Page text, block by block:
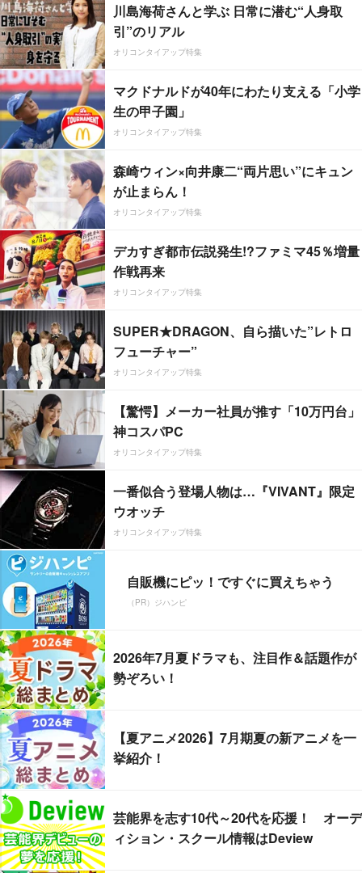
川島海荷さんと学ぶ 日常に潜む“人身取
引”のリアル
オリコンタイアップ特集
マクドナルドが40年にわたり支える「小学
生の甲子園」
オリコンタイアップ特集
森崎ウィン×向井康二“両片思い”にキュン
が止まらん！
オリコンタイアップ特集
デカすぎ都市伝説発生!?ファミマ45％増量
作戦再来
オリコンタイアップ特集
SUPER★DRAGON、自ら描いた”レトロ
フューチャー”
オリコンタイアップ特集
【驚愕】メーカー社員が推す「10万円台」
神コスパPC
オリコンタイアップ特集
一番似合う登場人物は…『VIVANT』限定
ウオッチ
オリコンタイアップ特集
自販機にピッ！ですぐに買えちゃう
（PR）ジハンピ
2026年7月夏ドラマも、注目作＆話題作が
勢ぞろい！
【夏アニメ2026】7月期夏の新アニメを一
挙紹介！
芸能界を志す10代～20代を応援！ オーデ
ィション・スクール情報はDeview